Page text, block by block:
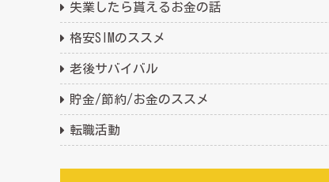
失業したら貰えるお金の話
格安SIMのススメ
老後サバイバル
貯金/節約/お金のススメ
転職活動